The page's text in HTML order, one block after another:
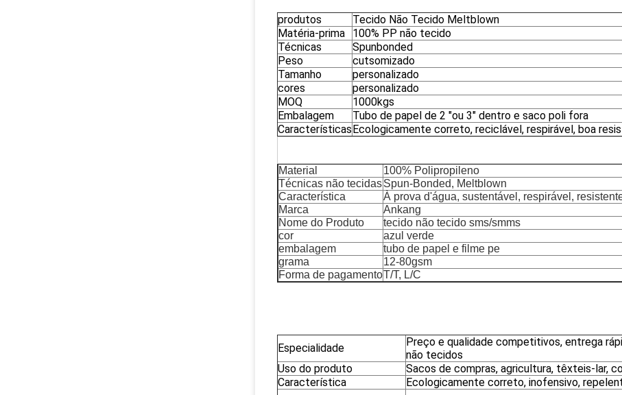
produtos
Tecido Não Tecido Meltblown
Matéria-prima
100% PP não tecido
Técnicas
Spunbonded
Peso
cutsomizado
Tamanho
personalizado
cores
personalizado
MOQ
1000kgs
Embalagem
Tubo de papel de 2 "ou 3" dentro e saco poli fora
CaracterísticasEcologicamente correto, reciclável, respirável, boa
Material
100% Polipropileno
Técnicas não tecidasSpun-Bonded, Meltblown
Característica
À prova d'água, sustentável, respirável,
Marca
Ankang
Nome do Produto
tecido não tecido sms/smms
cor
azul verde
embalagem
tubo de papel e filme pe
grama
12-80gsm
Forma de pagamentoT/T, L/C
Especialidade
Preço e qualidade competitivos, entrega
não tecidos
Uso do produto
Sacos de compras, agricultura, têxteis-lar,
Característica
Ecologicamente correto, inofensivo,